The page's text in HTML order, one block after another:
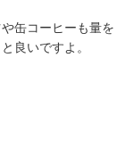
缶コーヒーも量を
良いですよ。